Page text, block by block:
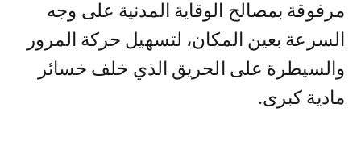
مرفوقة بمصالح الوقاية المدنية على وجه
السرعة بعين المكان، لتسهيل حركة المرور
والسيطرة على الحريق الذي خلف خسائر
مادية كبرى.